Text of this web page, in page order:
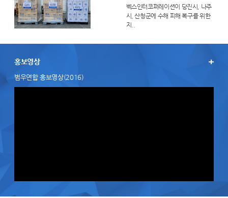
벡스인터코퍼레이션이 당진시, 나주
시, 산청군에 수해 피해 복구를 위한
지..
홍보영상
범우연합 홍보영상(2016)